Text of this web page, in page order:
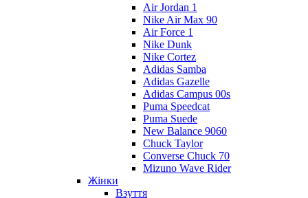
Air Jordan 1
Nike Air Max 90
Air Force 1
Nike Dunk
Nike Cortez
Adidas Samba
Adidas Gazelle
Adidas Campus 00s
Puma Speedcat
Puma Suede
New Balance 9060
Chuck Taylor
Converse Chuck 70
Mizuno Wave Rider
Жінки
Взуття